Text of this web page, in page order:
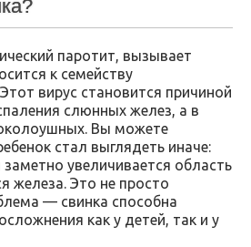
паротит, вызывает
к семейству
вирус становится причиной
слюнных желез, а в
Вы можете
стал выглядеть иначе:
заметно увеличивается область
железа. Это не просто
— свинка способна
как у детей, так и у